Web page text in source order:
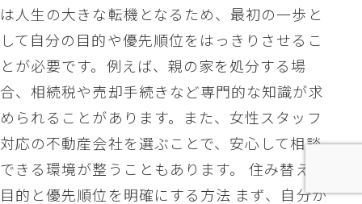
は人生の大きな転機となるため、最初の一歩と
して自分の目的や優先順位をはっきりさせるこ
とが必要です。例えば、親の家を処分する場
合、相続税や売却手続きなど専門的な知識が求
められることがあります。また、女性スタッフ
対応の不動産会社を選ぶことで、安心して相談
できる環境が整うこともあります。 住み替えの
目的と優先順位を明確にする方法 まず、自分が